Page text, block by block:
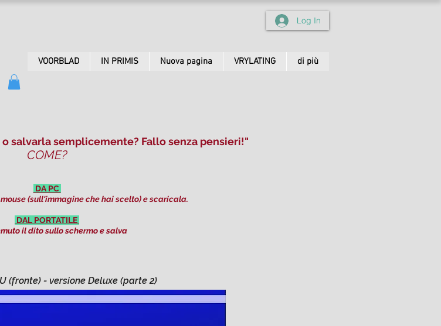
Log In
VOORBLAD IN PRIMIS Nuova pagina VRYLATING di più
salvarla semplicemente? Fallo senza pensieri!"
COME?
DA PC
(sull'immagine che hai scelto) e scaricala.
DAL PORTATILE
il dito sullo schermo e salva
(fronte) - versione Deluxe (parte 2)